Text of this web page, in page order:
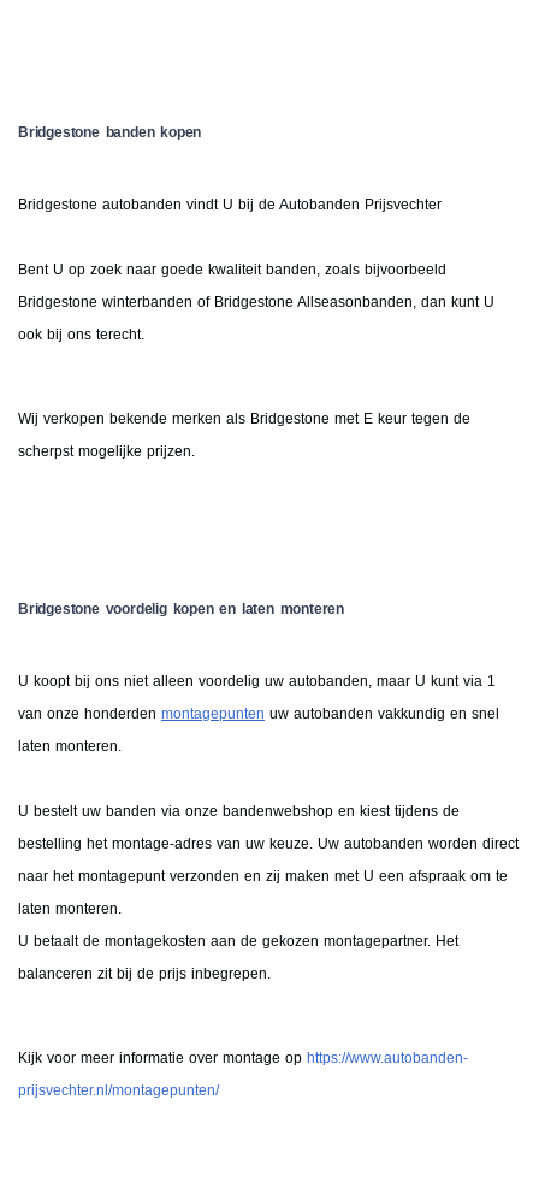
Bridgestone banden kopen
Bridgestone autobanden vindt U bij de Autobanden Prijsvechter
Bent U op zoek naar goede kwaliteit banden, zoals bijvoorbeeld
Bridgestone winterbanden of Bridgestone Allseasonbanden, dan kunt U
ook bij ons terecht.
Wij verkopen bekende merken als Bridgestone met E keur tegen de
scherpst mogelijke prijzen.
Bridgestone voordelig kopen en laten monteren
U koopt bij ons niet alleen voordelig uw autobanden, maar U kunt via 1
van onze honderden montagepunten uw autobanden vakkundig en snel
laten monteren.
U bestelt uw banden via onze bandenwebshop en kiest tijdens de
bestelling het montage-adres van uw keuze. Uw autobanden worden direct
naar het montagepunt verzonden en zij maken met U een afspraak om te
laten monteren.
U betaalt de montagekosten aan de gekozen montagepartner. Het
balanceren zit bij de prijs inbegrepen.
Kijk voor meer informatie over montage op https://www.autobanden-
prijsvechter.nl/montagepunten/